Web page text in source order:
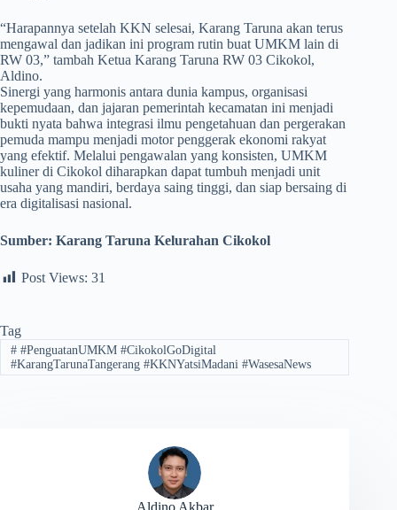
​“Harapannya setelah KKN selesai, Karang Taruna akan terus
mengawal dan jadikan ini program rutin buat UMKM lain di
RW 03,” tambah Ketua Karang Taruna RW 03 Cikokol,
Aldino.
Sinergi yang harmonis antara dunia kampus, organisasi
kepemudaan, dan jajaran pemerintah kecamatan ini menjadi
bukti nyata bahwa integrasi ilmu pengetahuan dan pergerakan
pemuda mampu menjadi motor penggerak ekonomi rakyat
yang efektif. Melalui pengawalan yang konsisten, UMKM
kuliner di Cikokol diharapkan dapat tumbuh menjadi unit
usaha yang mandiri, berdaya saing tinggi, dan siap bersaing di
era digitalisasi nasional.
Sumber: Karang Taruna Kelurahan Cikokol
Post Views: 31
Tag
##PenguatanUMKM #CikokolGoDigital
#KarangTarunaTangerang #KKNYatsiMadani #WasesaNews
Aldino Akbar